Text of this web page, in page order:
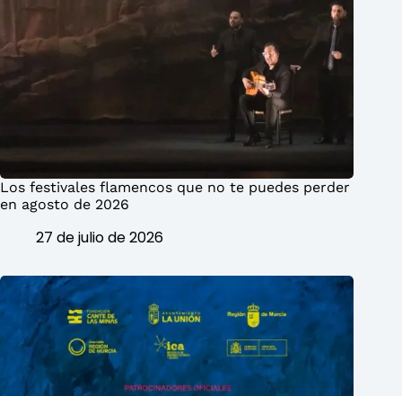
Los festivales flamencos que no te puedes perder
en agosto de 2026
27 de julio de 2026